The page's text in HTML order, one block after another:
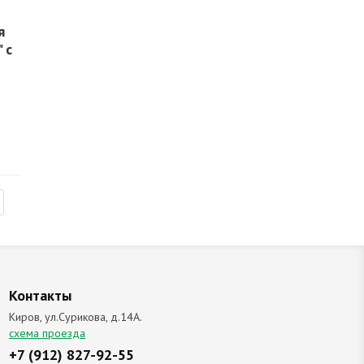
с
Контакты
Киров, ул.Сурикова, д.14А.
схема проезда
+7 (912) 827-92-55